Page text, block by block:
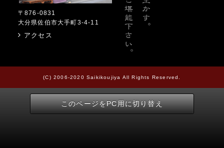
〒876-0831
大分県佐伯市大手町3-4-11
アクセス
(C) 2006-2020 Saikikoujiya All Rights Reserved.
このページをPC用に切り替え